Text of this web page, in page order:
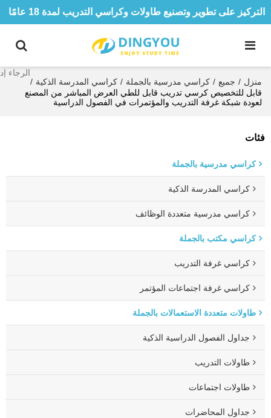
التركيز على تطوير وتصنيع طاولات وكراسي التدريب لمدة 18 عامًا
منزل / جميع / كراسي مدرسية بالجملة / كراسي المدرسة الذكية /
قابل للتخصيص كرسي تدريب قابل للطي العرض المباشر من المصنع
لعودة شبكة غرفة التدريب والمؤتمرات في الفصول الدراسية
فئات
كراسي مدرسية بالجملة
كراسي المدرسة الذكية
كراسي مدرسية متعددة الوظائف
كراسي مكتب بالجملة
كراسي غرفة التدريب
كراسي غرفة اجتماعات المؤتمر
طاولات متعددة الاستعمالات بالجملة
جداول الفصول الدراسية الذكية
طاولات التدريب
طاولات اجتماعات
جداول المحاضرات